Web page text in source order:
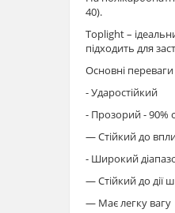
40).
Toplight –
підходить для
Основні
- Ударостійкий
- Прозорий - 90%
— Стійкий до
- Широкий
— Стійкий до дії
— Має легку вагу